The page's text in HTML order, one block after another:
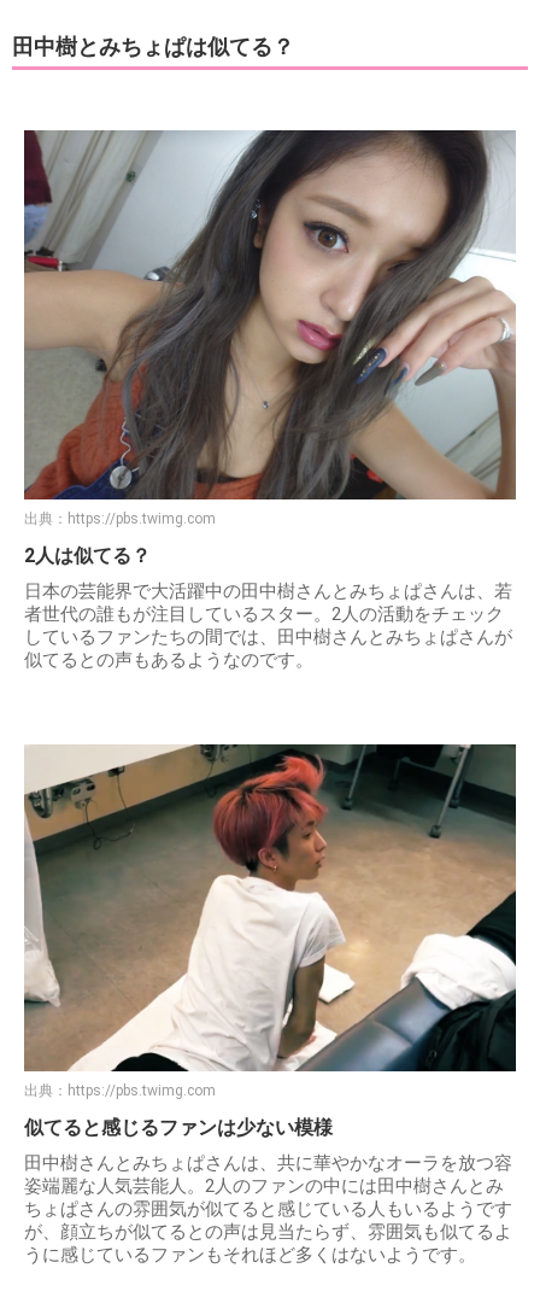
田中樹とみちょぱは似てる？
出典： https://pbs.twimg.com
2人は似てる？
日本の芸能界で大活躍中の田中樹さんとみちょぱさんは、若
者世代の誰もが注目しているスター。2人の活動をチェック
しているファンたちの間では、田中樹さんとみちょぱさんが
似てるとの声もあるようなのです。
出典： https://pbs.twimg.com
似てると感じるファンは少ない模様
田中樹さんとみちょぱさんは、共に華やかなオーラを放つ容
姿端麗な人気芸能人。2人のファンの中には田中樹さんとみ
ちょぱさんの雰囲気が似てると感じている人もいるようです
が、顔立ちが似てるとの声は見当たらず、雰囲気も似てるよ
うに感じているファンもそれほど多くはないようです。